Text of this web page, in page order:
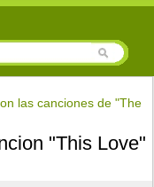
las canciones de "The
"This Love"